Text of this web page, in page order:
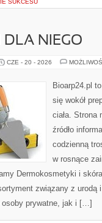
SUKCESU
DLA NIEGO
CZE - 20 - 2026
Bioarp24.pl
się wokół
ciała. Strona
źródło
codzienną
w rosnące
Dermokosmetyki i
związany z urodą
osoby prywatne, jak i […]